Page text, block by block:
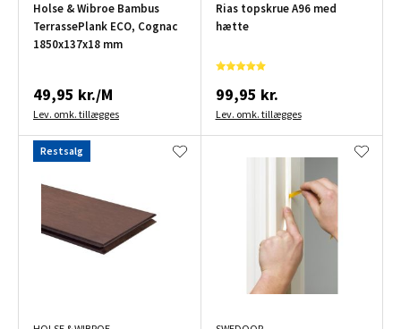
Holse & Wibroe Bambus
TerrassePlank ECO, Cognac
1850x137x18 mm
49,95 kr./M
Lev. omk. tillægges
Rias topskrue A96 med
hætte
99,95 kr.
Lev. omk. tillægges
Restsalg